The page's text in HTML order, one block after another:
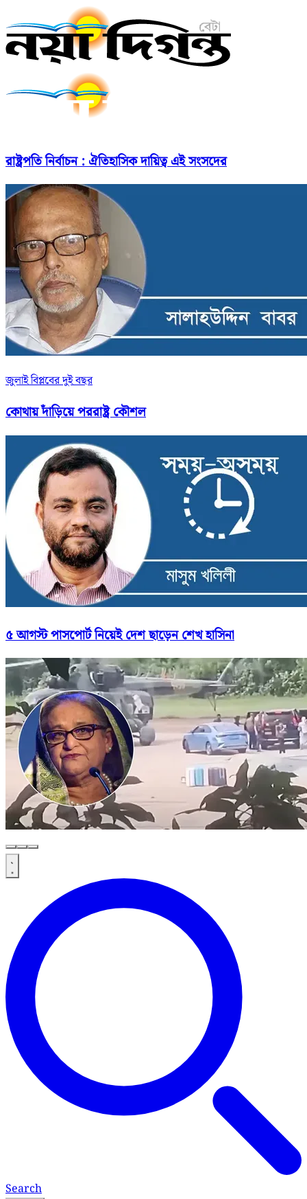
রাষ্ট্রপতি নির্বাচন : ঐতিহাসিক দায়িত্ব এই সংসদের
জুলাই বিপ্লবের দুই বছর
কোথায় দাঁড়িয়ে পররাষ্ট্র কৌশল
৫ আগস্ট পাসপোর্ট নিয়েই দেশ ছাড়েন শেখ হাসিনা
Search